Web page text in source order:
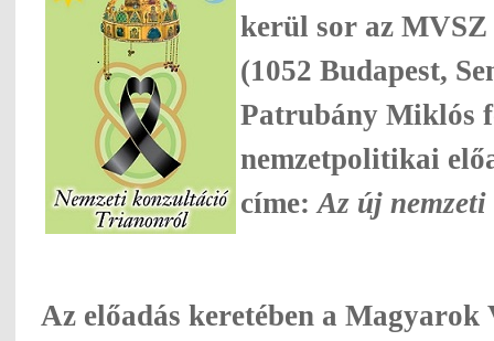
kerül sor az
(1052 Budapest,
Patrubány Miklós
nemzetpolitikai
címe: Az új
Az előadás keretében a Magyarok